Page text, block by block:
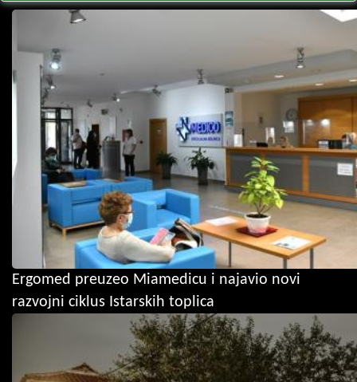
Ergomed preuzeo Miamedicu i najavio novi
razvojni ciklus Istarskih toplica